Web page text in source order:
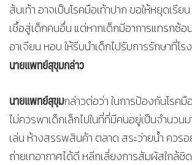
ส้นเท้า อาจเป็นโรคมือเท้าปาก ขอให้หยุดเรี
เชื้อสู่เด็กคนอื่น แต่หากเด็กมีอาการแทรกซ้อ
อาเจียน หอบ ให้รีบนำเด็กไปรับการรักษาที่โ
นายแพทย์สุขุมกล่าว
นายแพทย์สุขุมกล่าวต่อว่า ในการป้องกันโรคมื
ไม่ควรพาเด็กเล็กไปในที่ที่มีคนอยู่เป็นจำนวน
เล่น ห้างสรรพสินค้า ตลาด สระว่ายน้ำ ควรอ
ถ่ายเทอากาศได้ดี หลีกเลี่ยงการสัมผัสใกล้ชิ